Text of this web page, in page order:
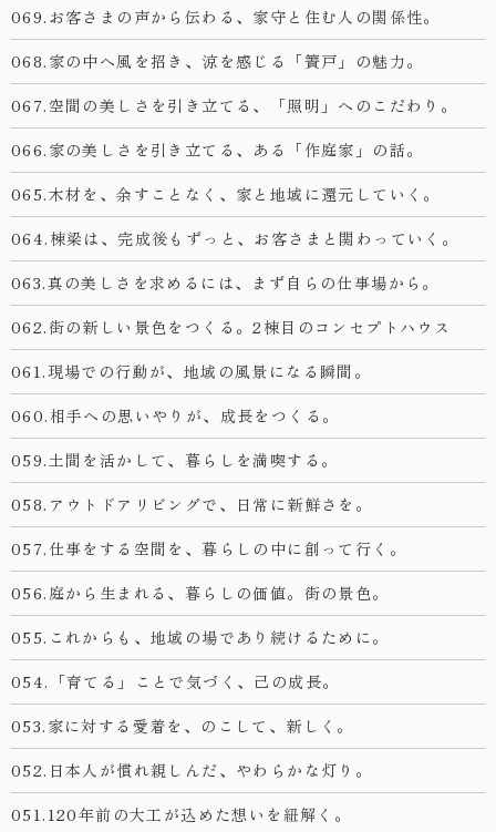
069.お客さまの声から伝わる、家守と住む人の関係性。
068.家の中へ風を招き、涼を感じる「簀戸」の魅力。
067.空間の美しさを引き立てる、「照明」へのこだわり。
066.家の美しさを引き立てる、ある「作庭家」の話。
065.木材を、余すことなく、家と地域に還元していく。
064.棟梁は、完成後もずっと、お客さまと関わっていく。
063.真の美しさを求めるには、まず自らの仕事場から。
062.街の新しい景色をつくる。2棟目のコンセプトハウス
061.現場での行動が、地域の風景になる瞬間。
060.相手への思いやりが、成長をつくる。
059.土間を活かして、暮らしを満喫する。
058.アウトドアリビングで、日常に新鮮さを。
057.仕事をする空間を、暮らしの中に創って行く。
056.庭から生まれる、暮らしの価値。街の景色。
055.これからも、地域の場であり続けるために。
054.「育てる」ことで気づく、己の成長。
053.家に対する愛着を、のこして、新しく。
052.日本人が慣れ親しんだ、やわらかな灯り。
051.120年前の大工が込めた想いを紐解く。